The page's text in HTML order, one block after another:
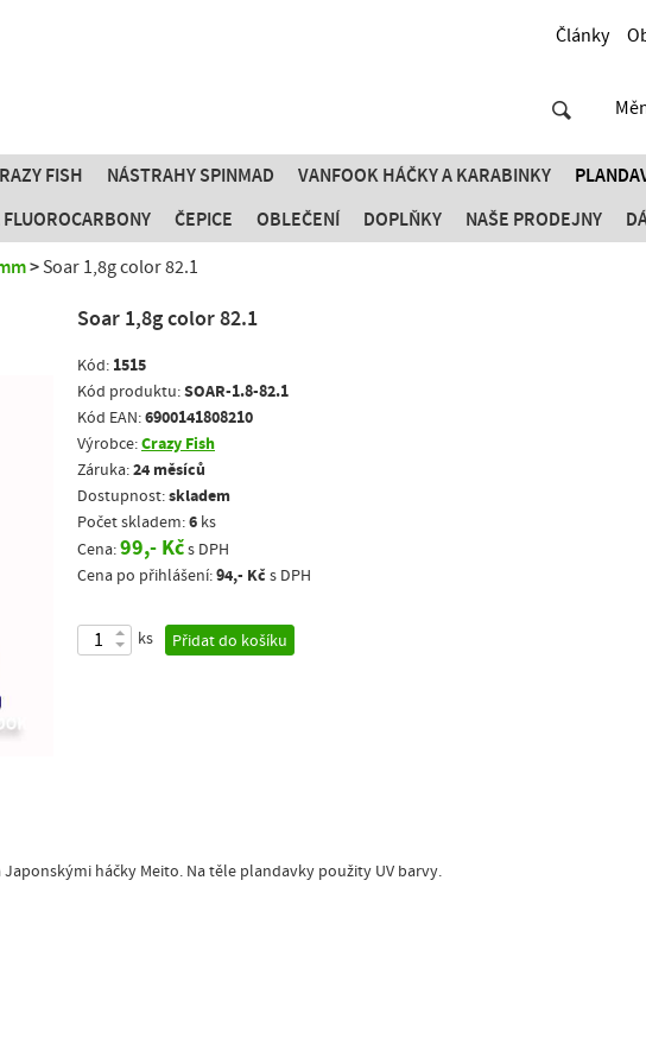
Články
FISH NÁSTRAHY SPINMAD VANFOOK HÁČKY A KARABINKY
FLUOROCARBONY ČEPICE OBLEČENÍ DOPLŇKY NAŠE PRODEJNY
Soar 1,8g color 82.1
Soar 1,8g color 82.1
Kód: 1515
Kód produktu:SOAR-1.8-82.1
Kód EAN:6900141808210
Výrobce:Crazy Fish
Záruka:24 měsíců
Dostupnost:skladem
Počet skladem:6 ks
Cena:99,- Kčs DPH
Cena po přihlášení:94,- Kč s DPH
ks Přidat do košíku
háčky Meito. Na těle plandavky použity UV barvy.